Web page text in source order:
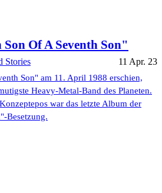
Of A Seventh Son"
Stories 11 Apr. 23
Son" am 11. April 1988 erschien,
Heavy-Metal-Band des Planeten.
war das letzte Album der
Besetzung.